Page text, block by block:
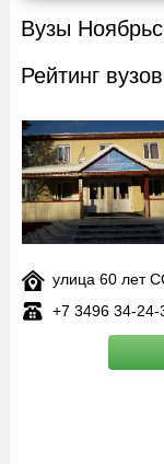
Вузы
Рейтинг вузов
улица 60 лет
+7 3496